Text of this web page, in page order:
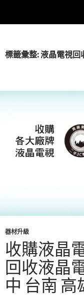
內標籤彙整: 液晶電視回
器材升級
收購液晶
回收液晶
中 台南 高